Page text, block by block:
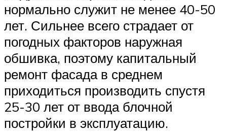
нормально служит не менее 40-50
лет. Сильнее всего страдает от
погодных факторов наружная
обшивка, поэтому капитальный
ремонт фасада в среднем
приходиться производить спустя
25-30 лет от ввода блочной
постройки в эксплуатацию.